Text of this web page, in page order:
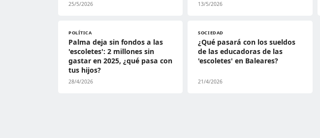
25/5/2026 13/5/2026
POLÍTICA
Palma deja sin fondos a las
'escoletes': 2 millones sin
gastar en 2025, ¿qué pasa con
tus hijos?
28/4/2026
SOCIEDAD
¿Qué pasará con los sueldos
de las educadoras de las
'escoletes' en Baleares?
21/4/2026